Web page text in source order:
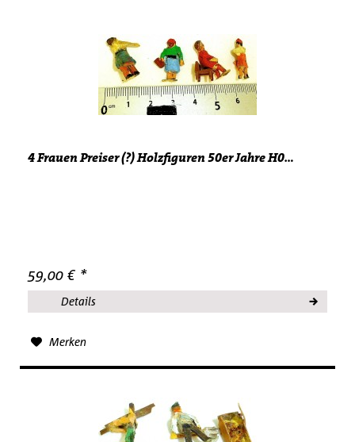
4 Frauen Preiser (?) Holzfiguren 50er Jahre H0...
59,00 € *
Details
Merken